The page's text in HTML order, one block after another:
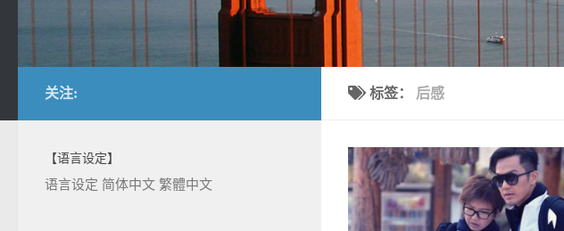
标签： 后感
关注:
【语言设定】
语言设定 简体中文 繁體中文